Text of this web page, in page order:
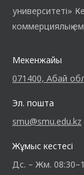
университеті»
коммерциялық
Мекенжайы
071400, Абай
Эл. пошта
smu@smu.edu.kz
Жұмыс кестесі
Дс. – Жм.